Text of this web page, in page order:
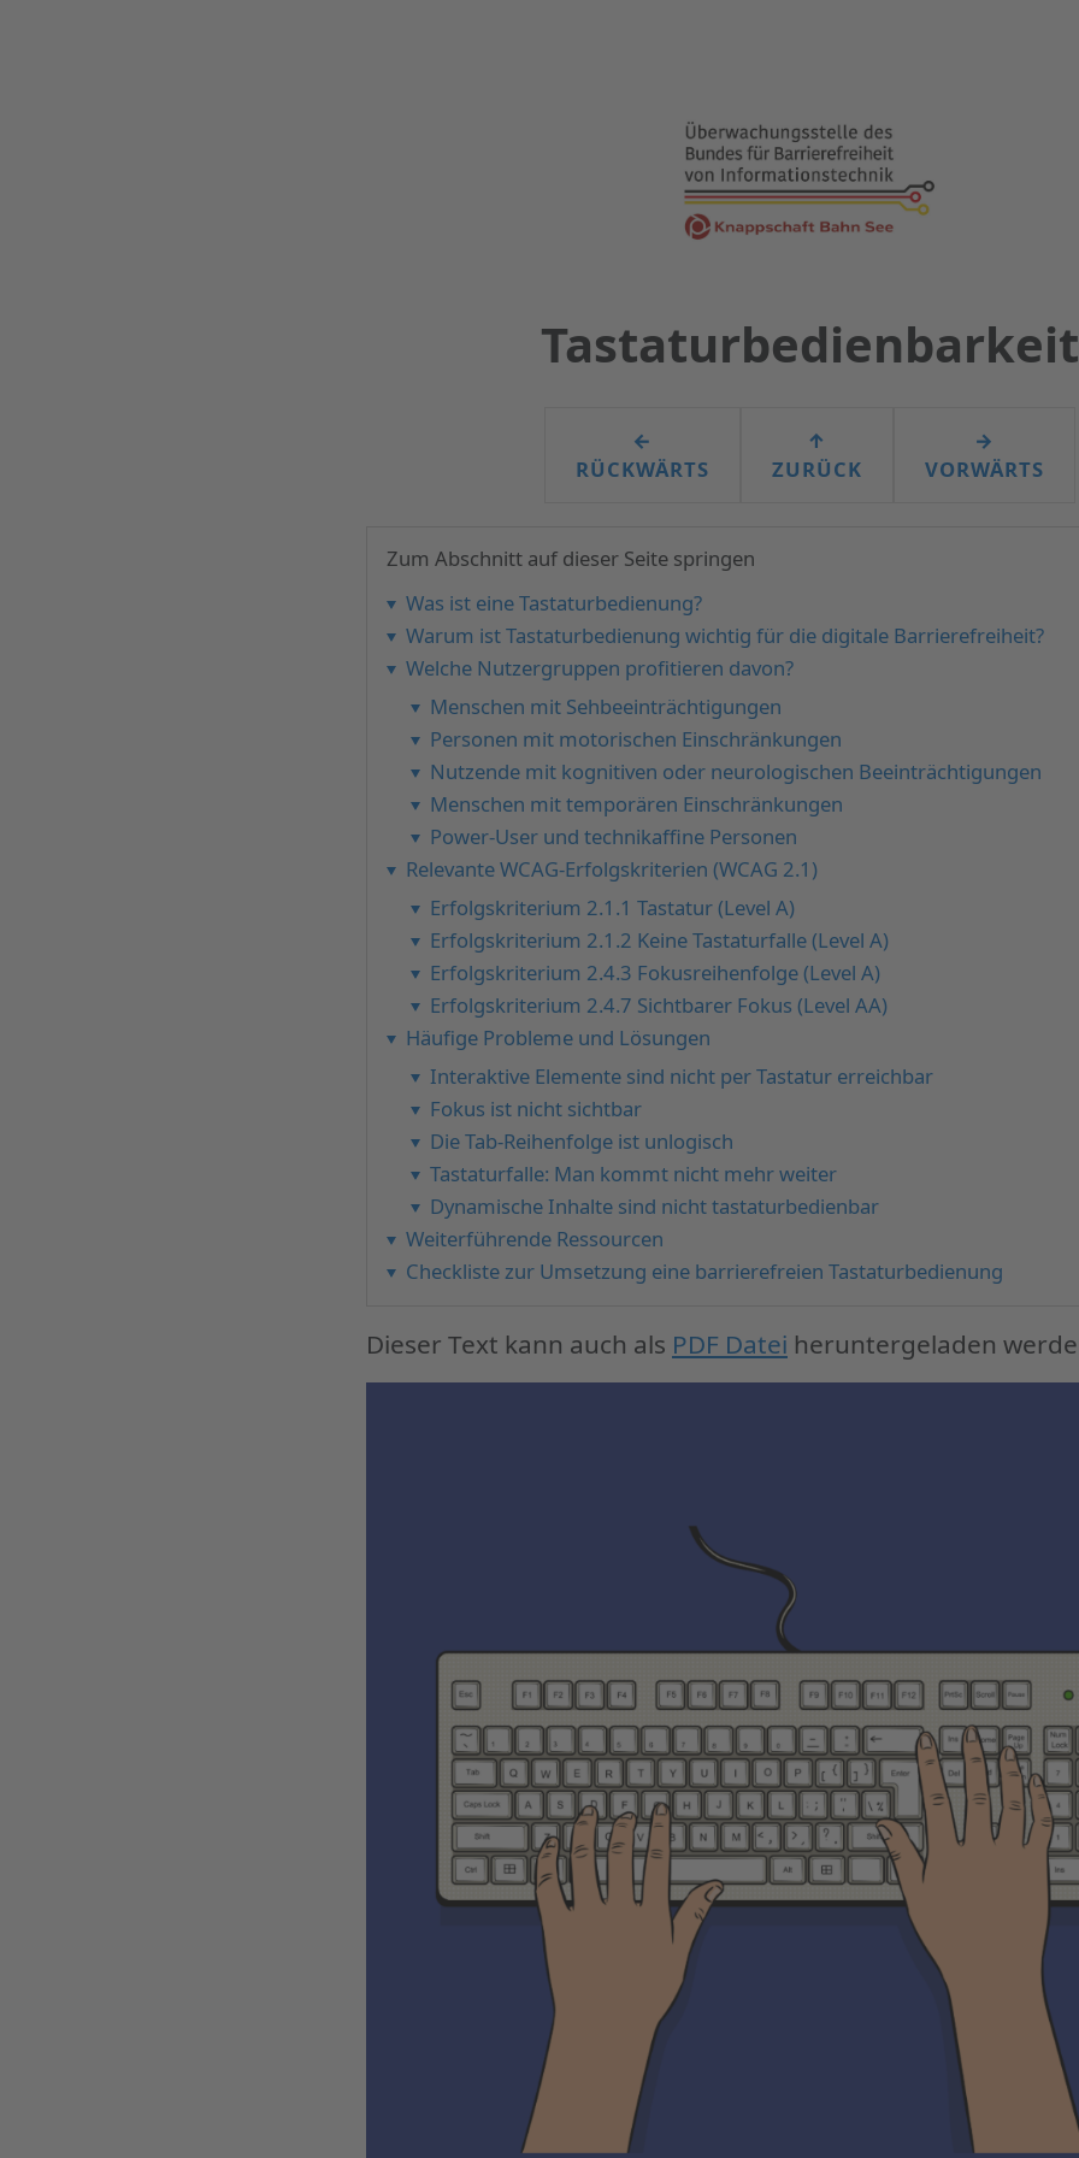
Tastaturbedienbarkeit
←
RÜCKWÄRTS
↑
ZURÜCK
→
VORWÄRTS
Zum Abschnitt auf dieser Seite springen
Was ist eine Tastaturbedienung?
Warum ist Tastaturbedienung wichtig für die digitale Barrierefreiheit?
Welche Nutzergruppen profitieren davon?
Menschen mit Sehbeeinträchtigungen
Personen mit motorischen Einschränkungen
Nutzende mit kognitiven oder neurologischen Beeinträchtigungen
Menschen mit temporären Einschränkungen
Power-User und technikaffine Personen
Relevante WCAG-Erfolgskriterien (WCAG 2.1)
Erfolgskriterium 2.1.1 Tastatur (Level A)
Erfolgskriterium 2.1.2 Keine Tastaturfalle (Level A)
Erfolgskriterium 2.4.3 Fokusreihenfolge (Level A)
Erfolgskriterium 2.4.7 Sichtbarer Fokus (Level AA)
Häufige Probleme und Lösungen
Interaktive Elemente sind nicht per Tastatur erreichbar
Fokus ist nicht sichtbar
Die Tab-Reihenfolge ist unlogisch
Tastaturfalle: Man kommt nicht mehr weiter
Dynamische Inhalte sind nicht tastaturbedienbar
Weiterführende Ressourcen
Checkliste zur Umsetzung eine barrierefreien Tastaturbedienung
Dieser Text kann auch als PDF Datei heruntergeladen